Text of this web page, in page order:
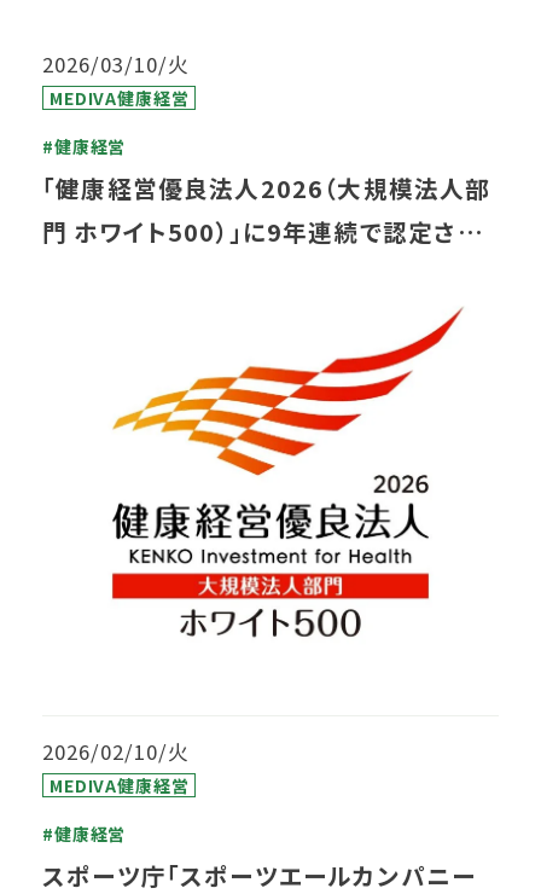
2026/03/10/火
MEDIVA健康経営
#健康経営
「健康経営優良法人2026（大規模法人部
門 ホワイト500）」に9年連続で認定され
2026/02/10/火
MEDIVA健康経営
#健康経営
スポーツ庁「スポーツエールカンパニー